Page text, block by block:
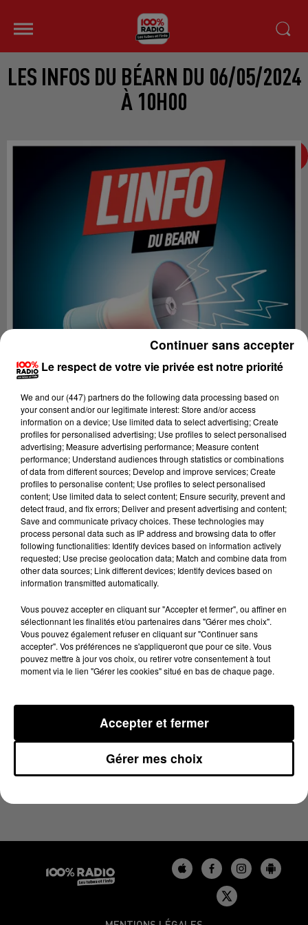
LES INFOS DU BÉARN DU 06/05/2024
À 10H00
Lecture (2 min 22 sec)
100%
6 mai 2024 - 2 min 22 sec
LES INFOS DU BÉARN DU 06/05/2024 À 10H00
Le respect de votre vie privée est notre priorité
We and our (447) partnersdo the following data processing based on
your consent and/or our legitimate interest: Store and/or access
information on a device; Use limited data to select advertising; Create
profiles for personalised advertising; Use profiles to select personalised
advertising; Measure advertising performance; Measure content
performance; Understand audiences through statistics or combinations
of data from different sources; Develop and improve services; Create
profiles to personalise content; Use profiles to select personalised
content; Use limited data to select content; Ensure security, prevent and
detect fraud, and fix errors; Deliver and present advertising and content;
Save and communicate privacy choices. These technologies may
process personal data such as IP address and browsing data to offer
following functionalities: Identify devices based on information actively
requested; Use precise geolocation data; Match and combine data from
other data sources; Link different devices; Identify devices based on
information transmitted automatically.
Vous pouvez accepter en cliquant sur "Accepter et fermer", ou affiner en
sélectionnant les finalités et/ou partenaires dans "Gérer mes choix".
Vous pouvez également refuser en cliquant sur "Continuer sans
accepter". Vos préférences ne s'appliqueront que pour ce site. Vous
pouvez mettre à jour vos choix, ou retirer votre consentement à tout
moment via le lien "Gérer les cookies" situé en bas de chaque page.
Gérer mes choix
Accepter et fermer
Continuer sans accepter